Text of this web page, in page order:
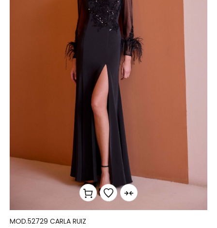
MOD.52729 CARLA RUIZ